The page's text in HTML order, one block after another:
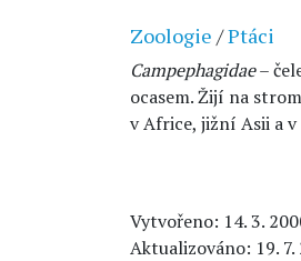
Zoologie /Ptáci
Campephagidae–
ocasem. Žijí na
v Africe, jižní Asii a v
Vytvořeno: 14. 3.
Aktualizováno: 19. 7.